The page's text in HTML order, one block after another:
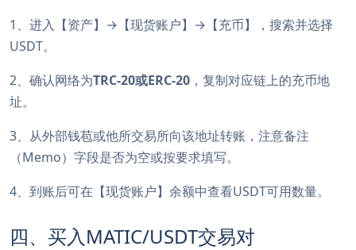
1、进入【资产】→【现货账户】→【充币】，搜索并选择
USDT。
2、确认网络为TRC-20或ERC-20 ，复制对应链上的充币地
址。
3、从外部钱苞或他所交易所向该地址转账，注意备注
（Memo）字段是否为空或按要求填写。
4、到账后可在【现货账户】余额中查看USDT可用数量。
四、买入MATIC/USDT交易对